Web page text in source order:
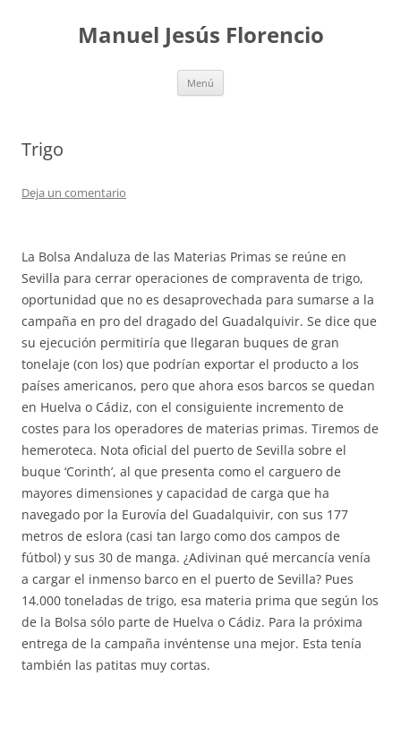
contenidoManuel Jesús Florencio
Menú
Trigo
Deja un comentario
La Bolsa Andaluza de las Materias Primas se reúne en
Sevilla para cerrar operaciones de compraventa de trigo,
oportunidad que no es desaprovechada para sumarse a la
campaña en pro del dragado del Guadalquivir. Se dice que
su ejecución permitiría que llegaran buques de gran
tonelaje (con los) que podrían exportar el producto a los
países americanos, pero que ahora esos barcos se quedan
en Huelva o Cádiz, con el consiguiente incremento de
costes para los operadores de materias primas. Tiremos de
hemeroteca. Nota oficial del puerto de Sevilla sobre el
buque ‘Corinth’, al que presenta como el carguero de
mayores dimensiones y capacidad de carga que ha
navegado por la Eurovía del Guadalquivir, con sus 177
metros de eslora (casi tan largo como dos campos de
fútbol) y sus 30 de manga. ¿Adivinan qué mercancía venía
a cargar el inmenso barco en el puerto de Sevilla? Pues
14.000 toneladas de trigo, esa materia prima que según los
de la Bolsa sólo parte de Huelva o Cádiz. Para la próxima
entrega de la campaña invéntense una mejor. Esta tenía
también las patitas muy cortas.